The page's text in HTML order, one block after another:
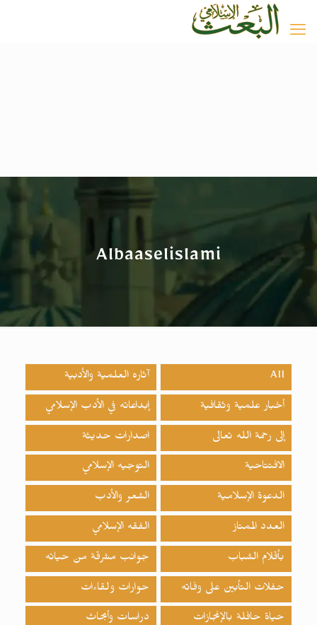
Albaaselislami
All آثاره العلمية والأدبية
أخبار علمية وثقافية إبداعاته في الأدب الإسلامي
إلى رحمة الله تعالى اصدارات حدیثة
الافتتاحية التوجيه الإسلامي
الدعوة الإسلامية الشعر والأدب
العدد الممتاز الفقه الإسلامي
بأقلام الشباب جوانب مشرقة من حياته
حفلات التأبين على وفاته حوارات ولقاءات
حياة حافلة بالإنجازات دراسات وأبحاث